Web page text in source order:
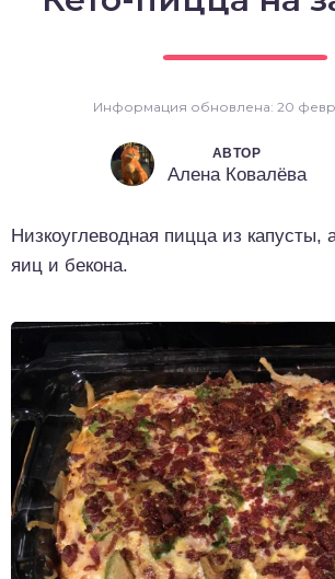
Информация обновлена: 20
АВТОР
Алена Ковалёва
Низкоуглеводная пицца из капусты,
яиц и бекона.